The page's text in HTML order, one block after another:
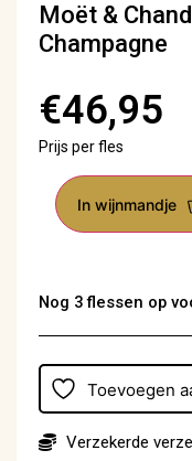
Moët &
Champagne
€46,95
Prijs per fles
In wijnmandje
Nog 3 flessen op
Toevoegen
Verzekerde